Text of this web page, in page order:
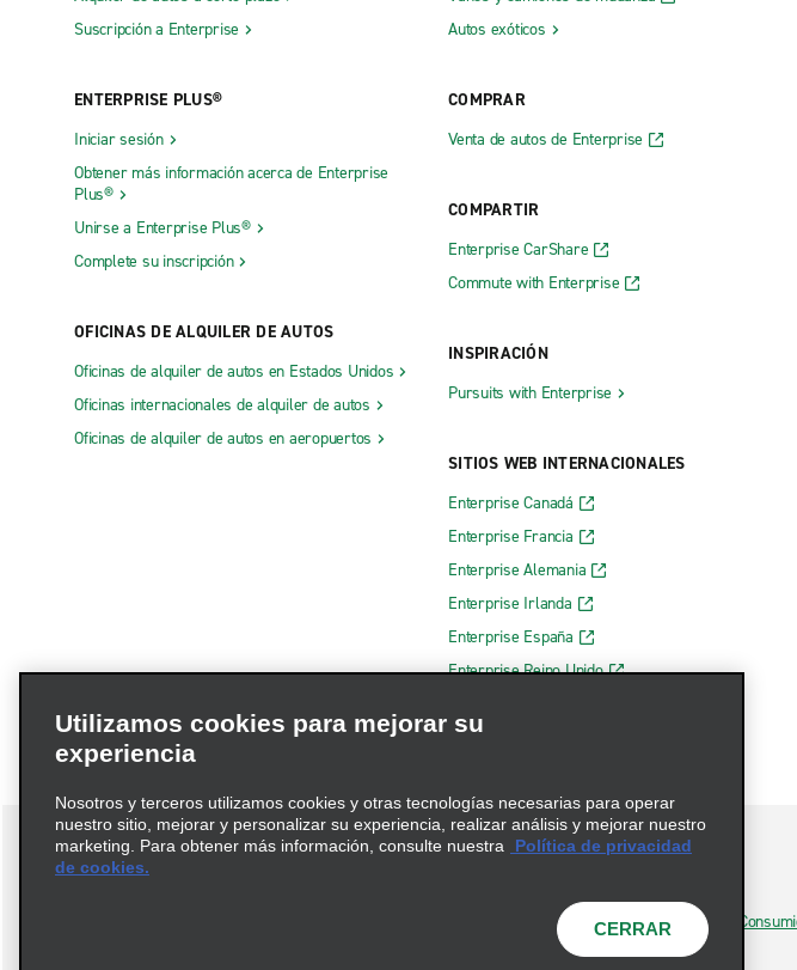
Suscripción a Enterprise
ENTERPRISE PLUS®
Iniciar sesión
Obtener más información acerca de Enterprise
Plus®
Unirse a Enterprise Plus®
Complete su inscripción
OFICINAS DE ALQUILER DE AUTOS
Oficinas de alquiler de autos en Estados Unidos
Oficinas internacionales de alquiler de autos
Oficinas de alquiler de autos en aeropuertos
Autos exóticos
COMPRAR
Venta de autos de Enterprise
COMPARTIR
Enterprise CarShare
Commute with Enterprise
INSPIRACIÓN
Pursuits with Enterprise
SITIOS WEB INTERNACIONALES
Enterprise Canadá
Enterprise Francia
Enterprise Alemania
Enterprise Irlanda
Enterprise España
Enterprise Reino Unido
Información de Salud del
Utilizamos cookies para mejorar su
experiencia
Nosotros y terceros utilizamos cookies y otras tecnologías necesarias para operar
nuestro sitio, mejorar y personalizar su experiencia, realizar análisis y mejorar nuestro
marketing. Para obtener más información, consulte nuestra
Política de privacidad
de cookies.
CERRAR